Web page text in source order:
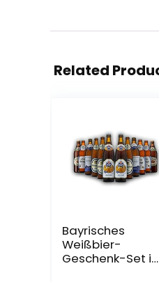
Related
Bayrisches
Weißbier-
Geschenk-Set in